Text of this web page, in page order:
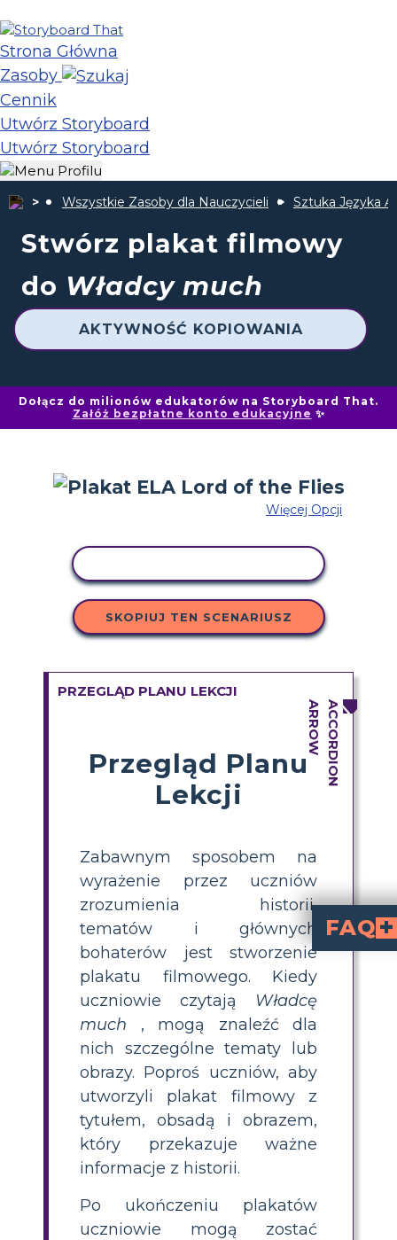
Strona Główna
Zasoby
Cennik
Utwórz Storyboard
Utwórz Storyboard
Wszystkie Zasoby dla Nauczycieli Sztuka Języka
Stwórz plakat filmowy
do Władcy much
AKTYWNOŚĆ KOPIOWANIA
Dołącz do milionów edukatorów na Storyboard That.
Załóż bezpłatne konto edukacyjne ✨
Więcej Opcji
SKOPIUJ TEN SCENARIUSZ
PRZEGLĄD PLANU LEKCJI
Przegląd Planu
Lekcji
Zabawnym sposobem na
wyrażenie przez uczniów
zrozumienia historii,
tematów i głównych
bohaterów jest stworzenie
plakatu filmowego. Kiedy
uczniowie czytają Władcę
much , mogą znaleźć dla
nich szczególne tematy lub
obrazy. Poproś uczniów, aby
utworzyli plakat filmowy z
tytułem, obsadą i obrazem,
który przekazuje ważne
informacje z historii.
Po ukończeniu plakatów
uczniowie mogą zostać
FAQ